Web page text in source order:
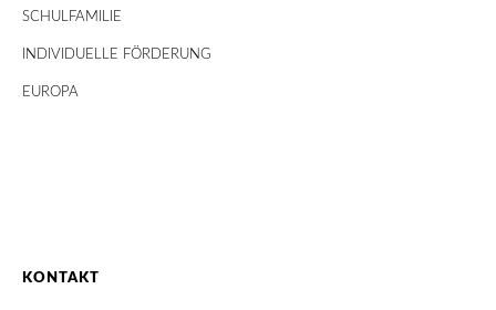
SCHULFAMILIE
INDIVIDUELLE FÖRDERUNG
EUROPA
KONTAKT